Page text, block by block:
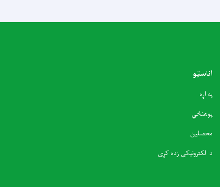
اناسټو
په اړه
پوهنځي
محصلین
د الکترونیکی زده کړی